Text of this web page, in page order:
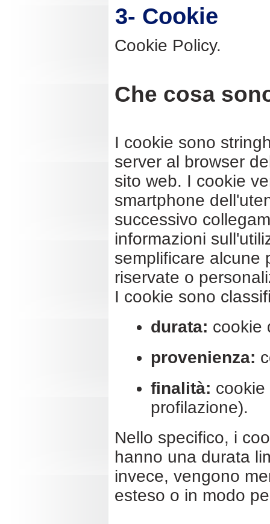
3- Cookie
Cookie Policy.
Che cosa
I cookie sono
server al browser
sito web. I cookie
smartphone
successivo
informazioni
semplificare alcune
riservate o
I cookie sono
durata: cookie
provenienza:
finalità: cookie
profilazione).
Nello specifico, i
hanno una durata
invece, vengono
esteso o in modo